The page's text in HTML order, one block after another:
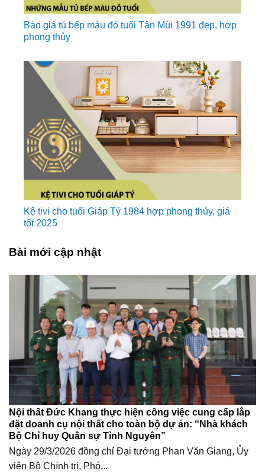
Báo giá tủ bếp màu đỏ tuổi Tân Mùi 1991 đẹp, hợp
phong thủy
Kệ tivi cho tuổi Giáp Tý 1984 hợp phong thủy, giá
tốt 2025
Bài mới cập nhật
Nội thất Đức Khang thực hiện công việc cung cấp lắp
đặt doanh cụ nội thất cho toàn bộ dự án: “Nhà khách
Bộ Chỉ huy Quân sự Tỉnh Nguyên”
Ngày 29/3/2026 đồng chỉ Đại tướng Phan Văn Giang, Ủy
viên Bộ Chính trị, Phó...